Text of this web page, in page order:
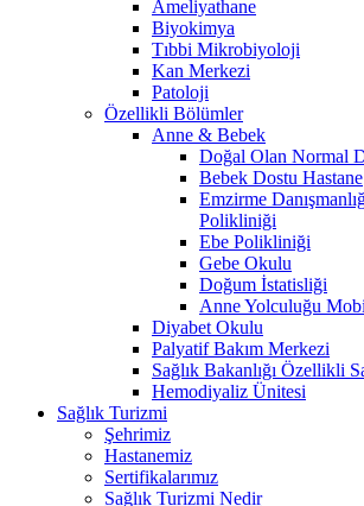
Ameliyathane
Biyokimya
Tıbbi Mikrobiyoloji
Kan Merkezi
Patoloji
Özellikli Bölümler
Anne & Bebek
Doğal Olan Normal
Bebek Dostu Hastane
Emzirme
Polikliniği
Ebe Polikliniği
Gebe Okulu
Doğum İstatisliği
Anne Yolculuğu
Diyabet Okulu
Palyatif Bakım Merkezi
Sağlık Bakanlığı Özellikli
Hemodiyaliz Ünitesi
Sağlık Turizmi
Şehrimiz
Hastanemiz
Sertifikalarımız
Sağlık Turizmi Nedir